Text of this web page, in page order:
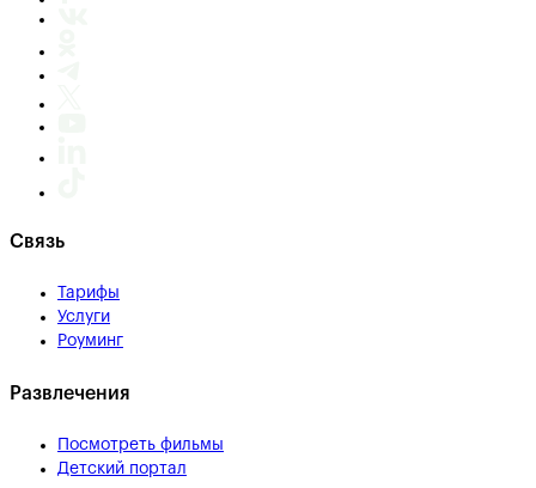
Связь
Тарифы
Услуги
Роуминг
Развлечения
Посмотреть фильмы
Детский портал